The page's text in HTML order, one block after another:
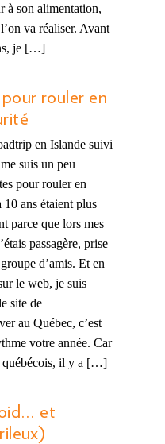
à son alimentation,
va réaliser. Avant
je […]
rouler en
en Islande suivi
suis un peu
pour rouler en
ans étaient plus
parce que lors mes
passagère, prise
d’amis. Et en
le web, je suis
site de
au Québec, c’est
votre année. Car
québécois, il y a […]
et